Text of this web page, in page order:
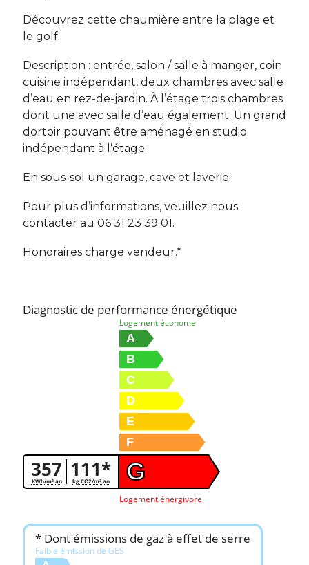
Découvrez cette chaumière entre la plage et
le golf.
Description : entrée, salon / salle à manger, coin
cuisine indépendant, deux chambres avec salle
d’eau en rez-de-jardin. À l’étage trois chambres
dont une avec salle d’eau également. Un grand
dortoir pouvant être aménagé en studio
indépendant à l’étage.
En sous-sol un garage, cave et laverie.
Pour plus d’informations, veuillez nous
contacter au 06 31 23 39 01.
Honoraires charge vendeur.*
Diagnostic de performance énergétique
357
KWh/m².an 111*
kg CO2/m².an
Logement économe
A
B
C
D
E
F
G
Logement énergivore
* Dont émissions de gaz à effet de serre
Faible émission de GES